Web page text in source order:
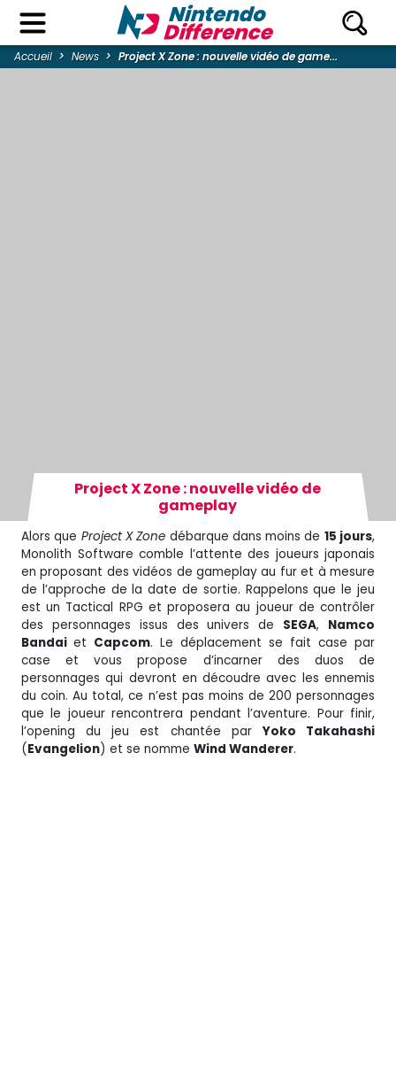
Accueil News Project X Zone : nouvelle vidéo de game...
Project X Zone : nouvelle vidéo de
gameplay
Alors que Project X Zone débarque dans moins de 15 jours,
Monolith Software comble l’attente des joueurs japonais
en proposant des vidéos de gameplay au fur et à mesure
de l’approche de la date de sortie. Rappelons que le jeu
est un Tactical RPG et proposera au joueur de contrôler
des personnages issus des univers de SEGA, Namco
Bandai et Capcom. Le déplacement se fait case par
case et vous propose d’incarner des duos de
personnages qui devront en découdre avec les ennemis
du coin. Au total, ce n’est pas moins de 200 personnages
que le joueur rencontrera pendant l’aventure. Pour finir,
l’opening du jeu est chantée par Yoko Takahashi
(Evangelion) et se nomme Wind Wanderer.